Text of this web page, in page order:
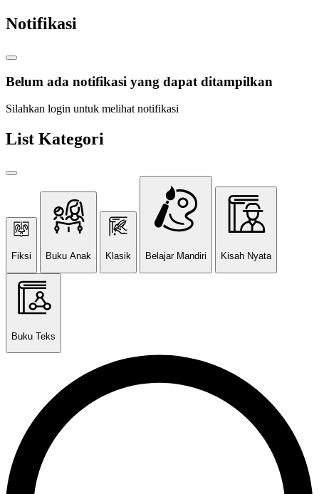
Notifikasi
Belum ada notifikasi yang dapat ditampilkan
Silahkan login untuk melihat notifikasi
List Kategori
Fiksi Buku Anak Klasik Belajar Mandiri Kisah Nyata
Buku Teks